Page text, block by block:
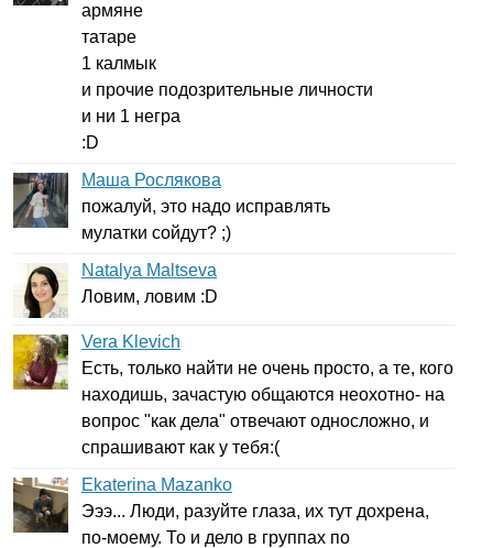
армяне
татаре
1 калмык
и прочие подозрительные личности
и ни 1 негра
:D
Маша Рослякова
пожалуй, это надо исправлять
мулатки сойдут? ;)
Natalya Maltseva
Ловим, ловим :D
Vera Klevich
Есть, только найти не очень просто, а те, кого
находишь, зачастую общаются неохотно- на
вопрос "как дела" отвечают односложно, и
спрашивают как у тебя:(
Ekaterina Mazanko
Эээ... Люди, разуйте глаза, их тут дохрена,
по-моему. То и дело в группах по